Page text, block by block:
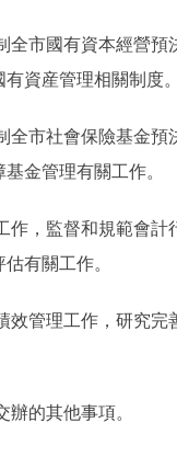
市國有資本經營預
資産管理相關制度
市社會保險基金預
金管理有關工作。
，監督和規範會計
有關工作。
管理工作，研究完
的其他事項。